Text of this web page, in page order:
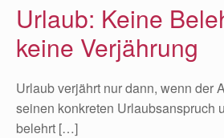
Urlaub: Keine
keine Verjährung
Urlaub verjährt nur dann, wenn der
seinen konkreten Urlaubsanspruch
belehrt […]